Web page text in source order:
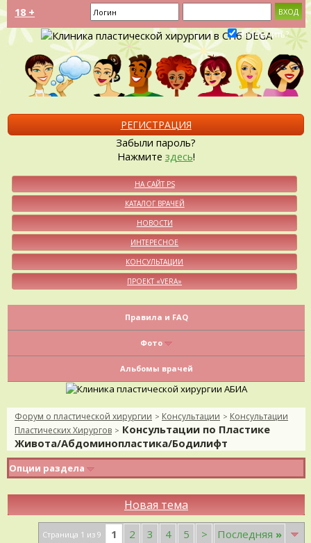
18 +
Запомнить?
РЕГИСТРАЦИЯ
Забыли пароль?
Нажмите здесь!
НА САЙТ PS
КАТАЛОГ ВРАЧЕЙ
НОВОСТИ
ИНТЕРЕСНОЕ
КОНСУЛЬТАЦИИ
ПРОЕКТ «VERA»
Правила и FAQ
Фото
Альбомы врачей
Форум о пластической хирургии > Консультации > Консультации
Пластических Хирургов > Консультации по Пластике
Живота/Абдоминопластика/Бодилифт
Опции раздела
Новая тема
Страница 1 из 9 1 2 3 4 5 > Последняя »